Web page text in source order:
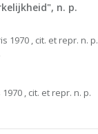
n. p.
1970 , cit. et repr. n. p.
1970 , cit. et repr. n. p.